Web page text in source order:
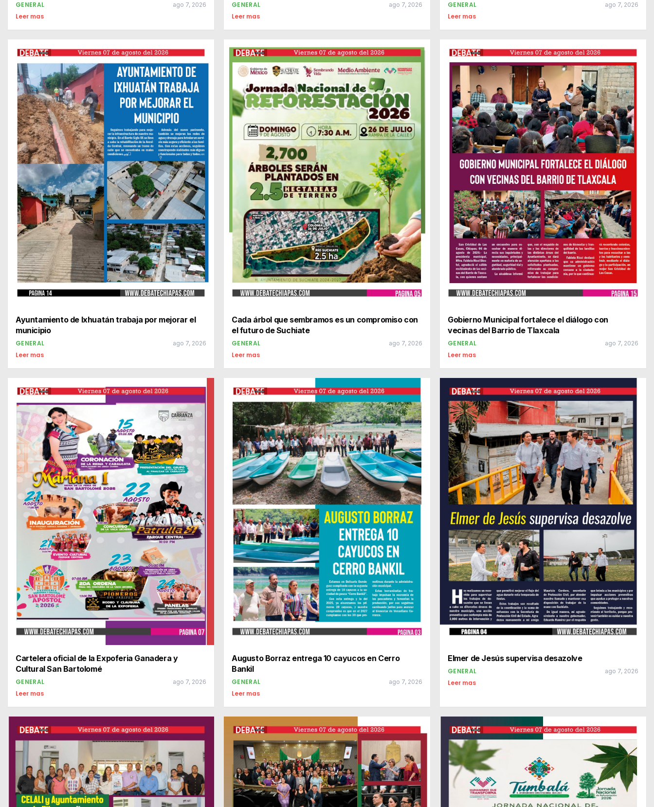
GENERAL ago 7, 2026
Leer mas
GENERAL ago 7, 2026
Leer mas
GENERAL ago 7, 2026
Leer mas
Ayuntamiento de Ixhuatán trabaja por mejorar el
municipio
GENERAL ago 7, 2026
Leer mas
Cada árbol que sembramos es un compromiso con
el futuro de Suchiate
GENERAL ago 7, 2026
Leer mas
Gobierno Municipal fortalece el diálogo con
vecinas del Barrio de Tlaxcala
GENERAL ago 7, 2026
Leer mas
Cartelera oficial de la Expoferia Ganadera y
Cultural San Bartolomé
GENERAL ago 7, 2026
Leer mas
Augusto Borraz entrega 10 cayucos en Cerro
Bankil
GENERAL ago 7, 2026
Leer mas
Elmer de Jesús supervisa desazolve
GENERAL ago 7, 2026
Leer mas